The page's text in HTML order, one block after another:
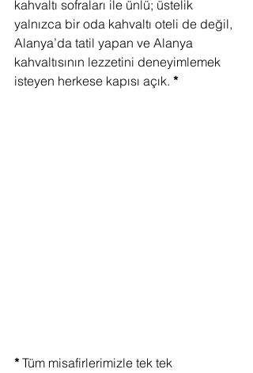
kahvaltı sofraları ile ünlü; üstelik
yalnızca bir oda kahvaltı oteli de değil,
Alanya’da tatil yapan ve Alanya
kahvaltısının lezzetini deneyimlemek
isteyen herkese kapısı açık. *
* Tüm misafirlerimizle tek tek